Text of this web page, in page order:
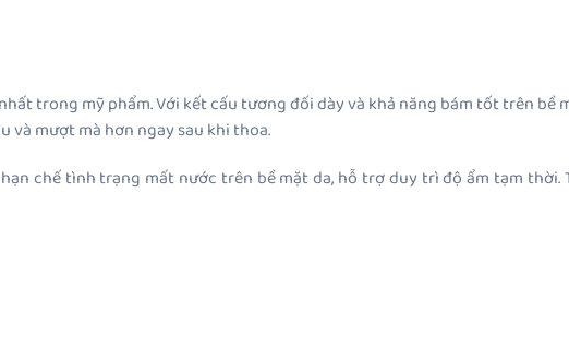
trong mỹ phẩm. Với kết cấu tương đối dày và khả năng bám tốt trên bề
và mượt mà hơn ngay sau khi thoa.
chế tình trạng mất nước trên bề mặt da, hỗ trợ duy trì độ ẩm tạm